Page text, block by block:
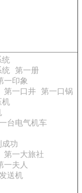
统
统
第一册
一印象
第一口井 第一口锅
机
台电气机车
功
第一大旅社
一夫人
送机